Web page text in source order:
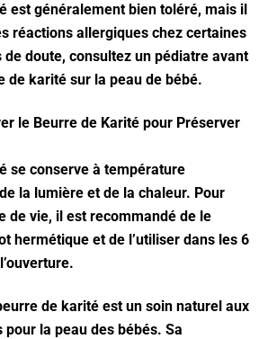
est généralement bien toléré, mais il
réactions allergiques chez certaines
de doute, consultez un pédiatre avant
de karité sur la peau de bébé.
le Beurre de Karité pour Préserver
se conserve à température
la lumière et de la chaleur. Pour
de vie, il est recommandé de le
hermétique et de l’utiliser dans les 6
de karité est un soin naturel aux
la peau des bébés. Sa